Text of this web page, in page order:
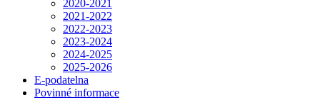
2020-2021
2021-2022
2022-2023
2023-2024
2024-2025
2025-2026
E-podatelna
Povinné informace